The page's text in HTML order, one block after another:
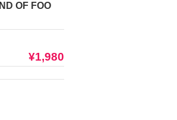
OF FOO
¥1,980